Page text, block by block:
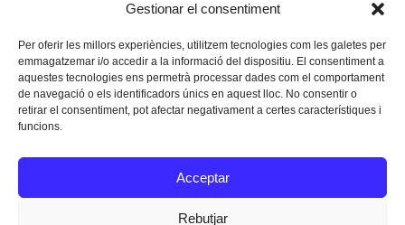
Gestionar el consentiment
Per oferir les millors experiències, utilitzem tecnologies com les galetes per
emmagatzemar i/o accedir a la informació del dispositiu. El consentiment a
aquestes tecnologies ens permetrà processar dades com el comportament
de navegació o els identificadors únics en aquest lloc. No consentir o
retirar el consentiment, pot afectar negativament a certes característiques i
funcions.
Acceptar
Rebutjar
nascut a Mallorca»
post:l’Estel de Llevant
Instagram
Facebook
Twitter
Texts Legals